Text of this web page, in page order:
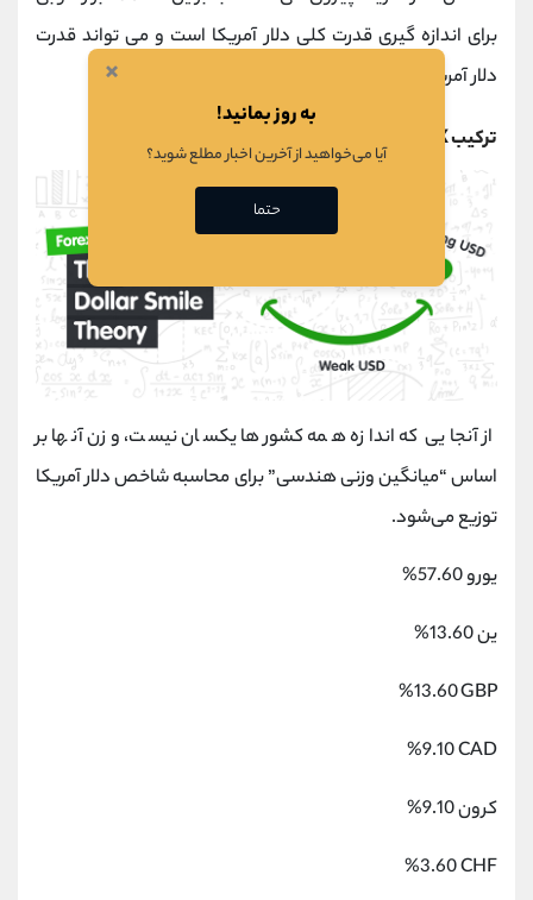
برای اندازه گیری قدرت کلی دلار آمریکا است و می تواند قدرت
دلار آمریکا را نمایان کند.
ترکیب USDX چیست؟
از آنجایی که اندازه همه کشورها یکسان نیست، وزن آنها بر
اساس “میانگین وزنی هندسی” برای محاسبه شاخص دلار آمریکا
توزیع می‌شود.
یورو 57.60%
ین 13.60%
%13.60GBP
%9.10 CAD
کرون 9.10%
%3.60 CHF
×
به روز بمانید!
آیا می‌خواهید از آخرین اخبار مطلع شوید؟
حتما